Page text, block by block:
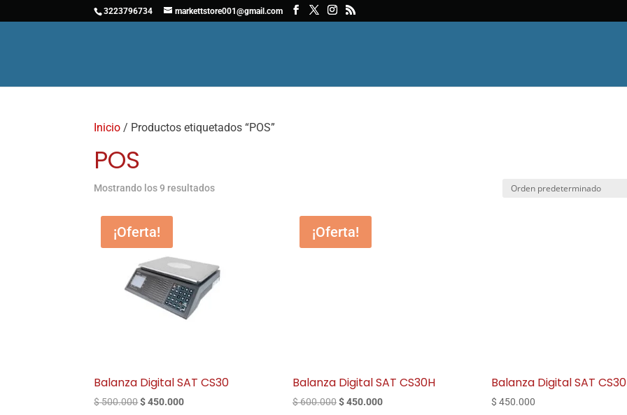
3223796734 markettstore001@gmail.com
Inicio / Productos etiquetados “POS”
POS
Mostrando los 9 resultados
¡Oferta!
Balanza Digital SAT CS30
$500.000El
$450.000El
¡Oferta!
Balanza Digital SAT CS30H
$600.000El
$450.000El
Balanza Digital SAT
$ 450.000